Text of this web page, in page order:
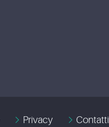
Privacy Contatti